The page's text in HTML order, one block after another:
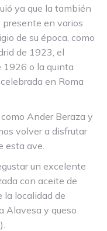
ya que la también
en varios
de su época, como
de 1923, el
1926 o la quinta
en Roma
Ander Beraza y
volver a disfrutar
esta ave.
un excelente
con aceite de
la localidad de
Alavesa y queso